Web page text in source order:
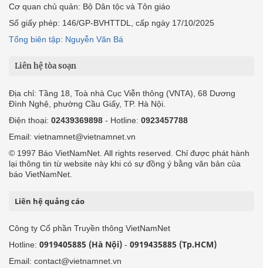
Cơ quan chủ quản: Bộ Dân tộc và Tôn giáo
Số giấy phép: 146/GP-BVHTTDL, cấp ngày 17/10/2025
Tổng biên tập: Nguyễn Văn Bá
Liên hệ tòa soạn
Địa chỉ: Tầng 18, Toà nhà Cục Viễn thông (VNTA), 68 Dương
Đình Nghệ, phường Cầu Giấy, TP. Hà Nội.
Điện thoại: 02439369898 - Hotline: 0923457788
Email: vietnamnet@vietnamnet.vn
© 1997 Báo VietNamNet. All rights reserved. Chỉ được phát hành
lại thông tin từ website này khi có sự đồng ý bằng văn bản của
báo VietNamNet.
Liên hệ quảng cáo
Công ty Cổ phần Truyền thông VietNamNet
Hotline: 0919405885 (Hà Nội) - 0919435885 (Tp.HCM)
Email: contact@vietnamnet.vn